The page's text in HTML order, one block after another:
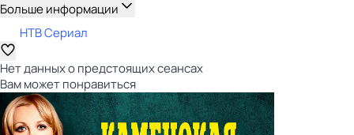
Больше информации
НТВ Сериал
Нет данных о предстоящих сеансах
Вам может понравиться